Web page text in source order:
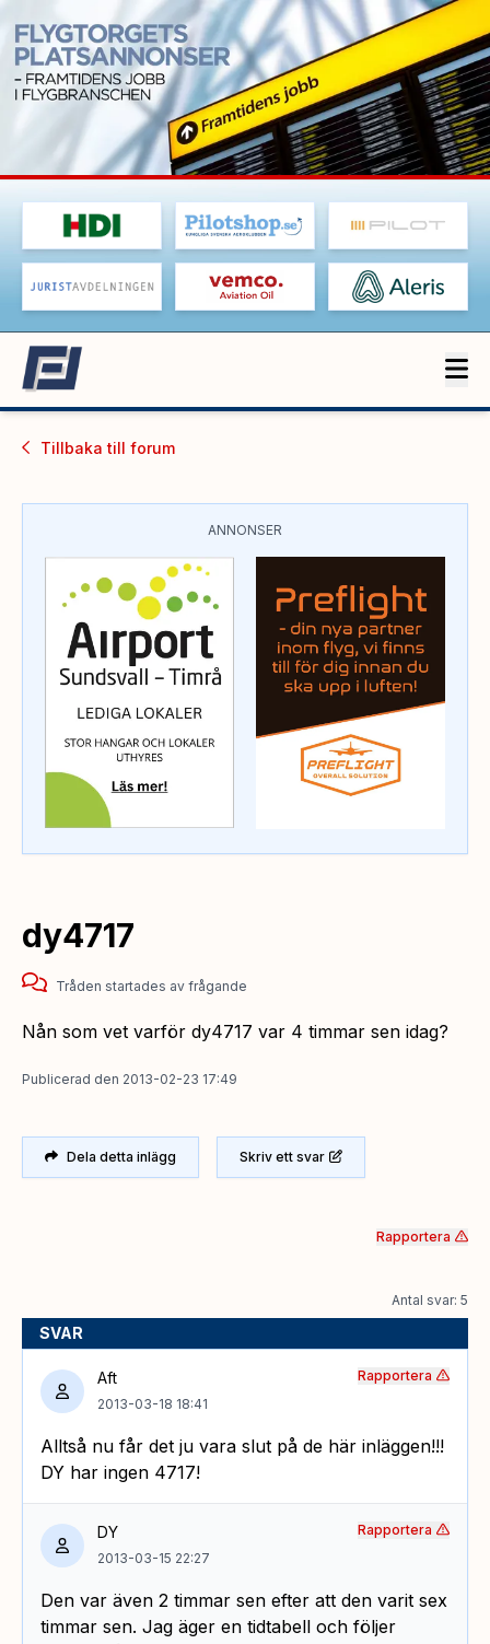
Tillbaka till forum
ANNONSER
dy4717
Tråden startades av frågande
Nån som vet varför dy4717 var 4 timmar sen idag?
Publicerad den 2013-02-23 17:49
Dela detta inlägg Skriv ett svar
Rapportera
Antal svar: 5
SVAR
Aft
2013-03-18 18:41
Alltså nu får det ju vara slut på de här inläggen!!!
DY har ingen 4717!
Rapportera
DY
2013-03-15 22:27
Den var även 2 timmar sen efter att den varit sex
timmar sen. Jag äger en tidtabell och följer
Rapportera